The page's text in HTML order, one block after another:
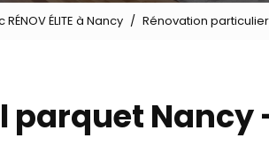
ÉLITE à Nancy Rénovation
parquet Nancy -